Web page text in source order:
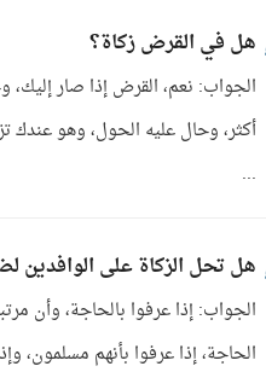
هل في القرض زكاة؟
الجواب: نعم، القرض إذا صار إليك،
أكثر، وحال عليه الحول، وهو عندك
...
هل تحل الزكاة على الوافدين
الجواب: إذا عرفوا بالحاجة، وأن
الحاجة، إذا عرفوا بأنهم مسلمون،